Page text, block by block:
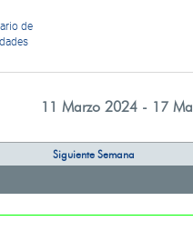
de
11 Marzo 2024 - 17
Siguiente Semana